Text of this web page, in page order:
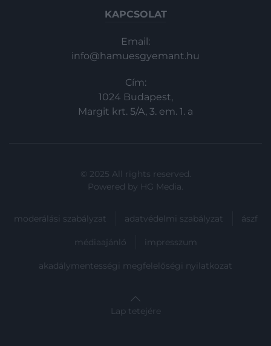
KAPCSOLAT
Email:
info@hamuesgyemant.hu
Cím:
1024 Budapest,
Margit krt. 5/A, 3. em. 1. a
© 2025 All rights reserved.
Powered by HG Media.
moderálási szabályzat adatvédelmi szabályzat ászf
médiaajánló impresszum
akadálymentességi megfelelőségi nyilatkozat
Lap tetejére